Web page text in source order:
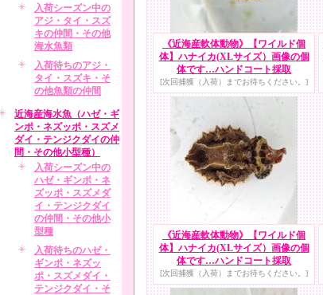
入荷シーズン中の
アジ・タイ・スズ
キの仲間・その他
海水魚類
入荷待ちのアジ・
タイ・スズキ・そ
の他魚類の仲間
近海産海水魚（ハゼ・ギ
ンポ・ネズッポ・スズメ
ダイ・テンジクダイの仲
間・その他小型種）
入荷シーズン中の
ハゼ・ギンポ・ネ
ズッポ・スズメダ
イ・テンジクダイ
の仲間・その他小
型種
入荷待ちのハゼ・
ギンポ・ネズッ
ポ・スズメダイ・
テンジクダイ・そ
《近海産軟体動物》【ワイルド個
体】ハナイカ(XLサイズ）画像の個
体です…ハンドコート採取
[次回捕獲（入荷）までお待ちください。]
《近海産軟体動物》【ワイルド個
体】ハナイカ(XLサイズ）画像の個
体です…ハンドコート採取
[次回捕獲（入荷）までお待ちください。]